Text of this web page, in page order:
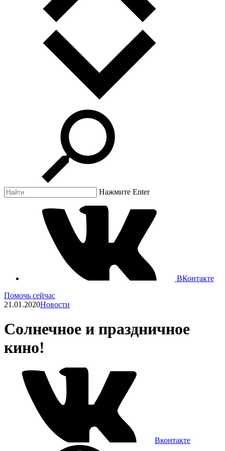
Нажмите Enter
ВКонтакте
Помочь сейчас
21.01.2020Новости
Солнечное и праздничное
кино!
Вконтакте